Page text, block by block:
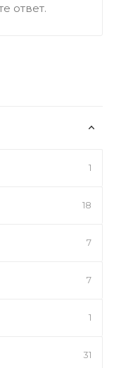
ответ.
1
18
7
7
1
31